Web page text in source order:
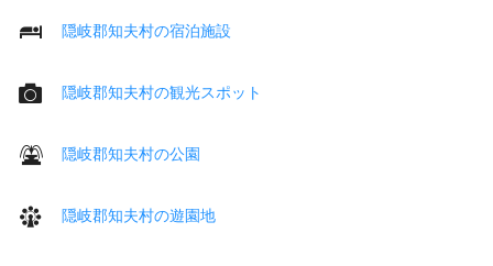
隠岐郡知夫村の宿泊施設
隠岐郡知夫村の観光スポット
隠岐郡知夫村の公園
隠岐郡知夫村の遊園地